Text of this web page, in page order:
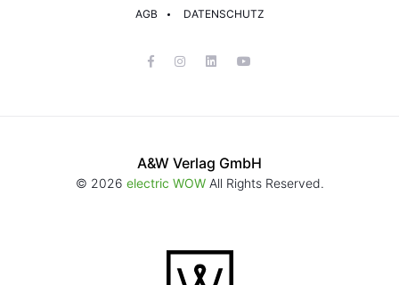
AGB
DATENSCHUTZ
A&W Verlag GmbH
© 2026 electric WOWAll Rights Reserved.